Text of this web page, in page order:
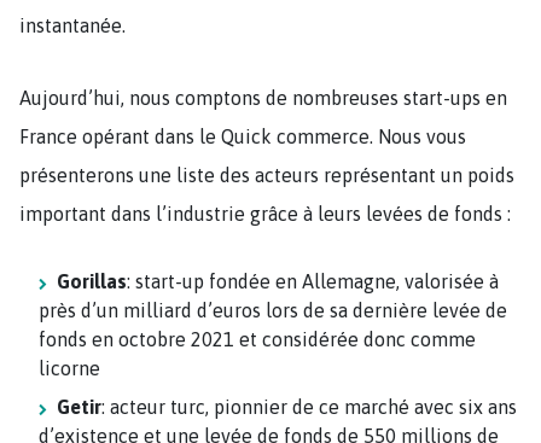
instantanée.
Aujourd’hui, nous comptons de nombreuses start-ups en
France opérant dans le Quick commerce. Nous vous
présenterons une liste des acteurs représentant un poids
important dans l’industrie grâce à leurs levées de fonds :
Gorillas: start-up fondée en Allemagne, valorisée à
près d’un milliard d’euros lors de sa dernière levée de
fonds en octobre 2021 et considérée donc comme
licorne
Getir: acteur turc, pionnier de ce marché avec six ans
d’existence et une levée de fonds de 550 millions de